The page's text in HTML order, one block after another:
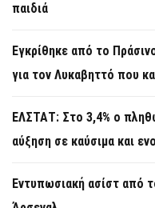
παιδιά
Εγκρίθηκε από το
για τον Λυκαβηττό που
ΕΛΣΤΑΤ: Στο 3,4% ο
αύξηση σε καύσιμα και
Εντυπωσιακή ασίστ από